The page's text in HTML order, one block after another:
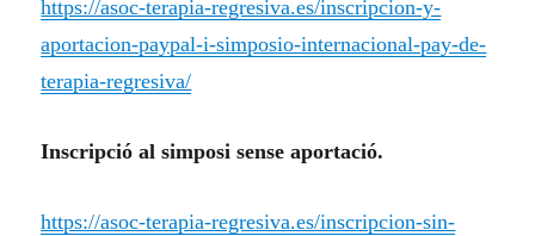
https://asoc-terapia-regresiva.es/inscripcion-y-
aportacion-paypal-i-simposio-internacional-pay-de-
terapia-regresiva/
Inscripció al simposi sense aportació.
https://asoc-terapia-regresiva.es/inscripcion-sin-